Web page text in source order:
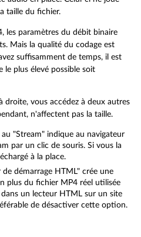
taille du fichier.
les paramètres du débit binaire
Mais la qualité du codage est
suffisamment de temps, il est
le plus élevé possible soit
vous accédez à deux autres
n'affectent pas la taille.
"Stream" indique au navigateur
par un clic de souris. Si vous la
à la place.
démarrage HTML" crée une
plus du fichier MP4 réel utilisée
un lecteur HTML sur un site
de désactiver cette option.